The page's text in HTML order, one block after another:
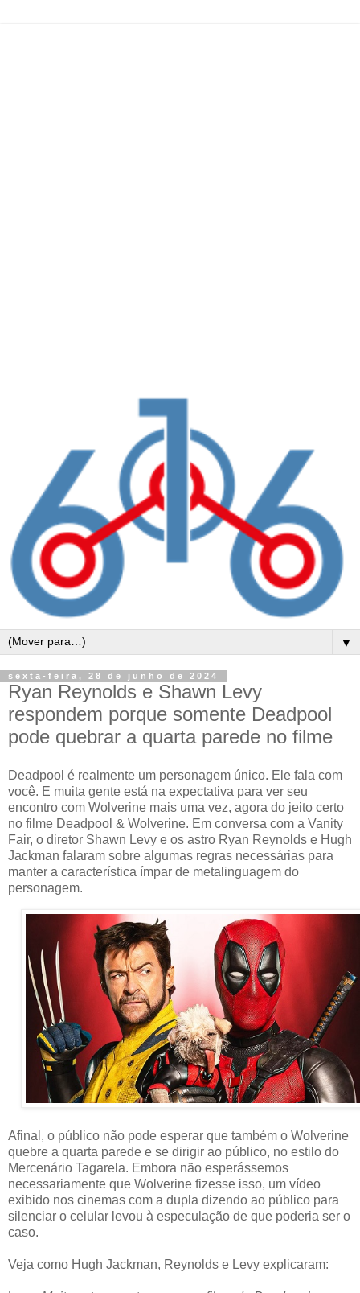
▼
sexta-feira, 28 de junho de 2024
Ryan Reynolds e Shawn Levy
respondem porque somente Deadpool
pode quebrar a quarta parede no filme
Deadpool é realmente um personagem único. Ele fala com
você. E muita gente está na expectativa para ver seu
encontro com Wolverine mais uma vez, agora do jeito certo
no filme Deadpool & Wolverine. Em conversa com a Vanity
Fair, o diretor Shawn Levy e os astro Ryan Reynolds e Hugh
Jackman falaram sobre algumas regras necessárias para
manter a característica ímpar de metalinguagem do
personagem.
Afinal, o público não pode esperar que também o Wolverine
quebre a quarta parede e se dirigir ao público, no estilo do
Mercenário Tagarela. Embora não esperássemos
necessariamente que Wolverine fizesse isso, um vídeo
exibido nos cinemas com a dupla dizendo ao público para
silenciar o celular levou à especulação de que poderia ser o
caso.
Veja como Hugh Jackman, Reynolds e Levy explicaram: